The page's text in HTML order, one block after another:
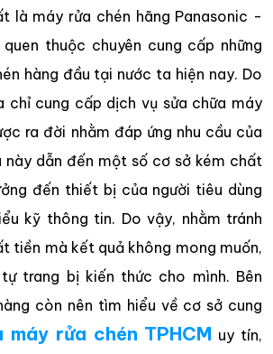
là máy rửa chén hãng Panasonic -
thuộc chuyên cung cấp những
hàng đầu tại nước ta hiện nay. Do
chỉ cung cấp dịch vụ sửa chữa máy
ra đời nhằm đáp ứng nhu cầu của
này dẫn đến một số cơ sở kém chất
đến thiết bị của người tiêu dùng
kỹ thông tin. Do vậy, nhằm tránh
tiền mà kết quả không mong muốn,
trang bị kiến thức cho mình. Bên
còn nên tìm hiểu về cơ sở cung
máy rửa chén TPHCM uy tín,